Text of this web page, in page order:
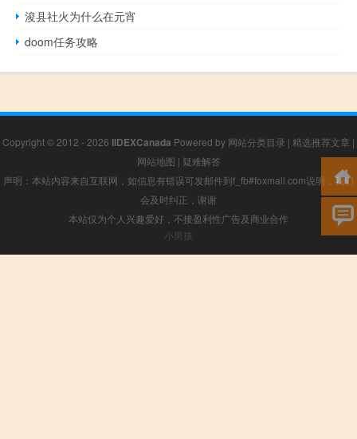
浚县社火为什么在元宵
doom任务攻略
Copyright © 2012 - 2026 IIDEXCanada Powered by 网站分类目录 | 精选推荐文章 |
网站地图 | 疑难解答
声明：本站内容来自互联网，如信息有错误可发邮件到f_fb#foxmail.com说明，我们
会及时纠正，谢谢
本站仅为个人兴趣爱好，不接盈利性广告及商业合作
小男孩